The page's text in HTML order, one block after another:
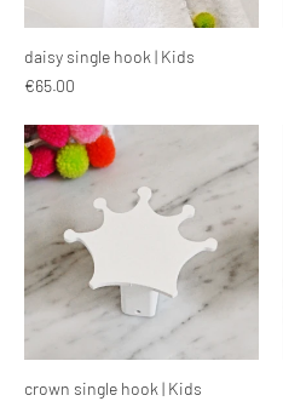
daisy single hook | Kids
€65.00
crown single hook | Kids